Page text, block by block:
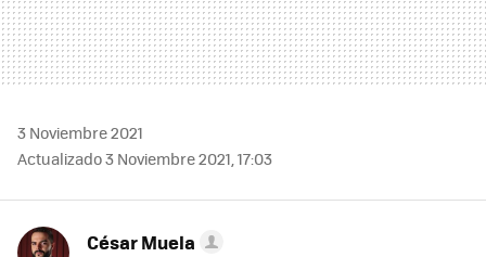
3 Noviembre 2021
Actualizado 3 Noviembre 2021, 17:03
César Muela